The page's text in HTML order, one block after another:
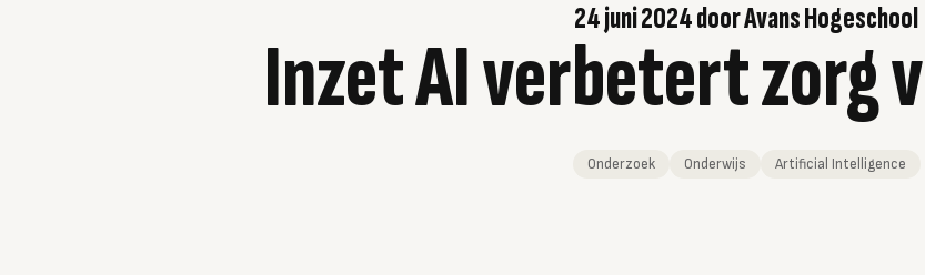
24 juni 2024doorAvans Hogeschool
Inzet AI verbetert zorg
Onderzoek Onderwijs Artificial Intelligence